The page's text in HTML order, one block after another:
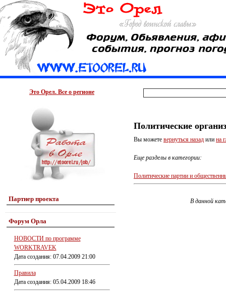
Это Орел. Все о регионе
Партнер проекта
Форум Орла
НОВОСТИ по программе
WORKTRAVEK
Дата создания: 07.04.2009 21:00
Правила
Дата создания: 05.04.2009 18:46
Политические
Вы можете вернуться назад или на
Еще разделы в категории:
Политические партии и
В данной